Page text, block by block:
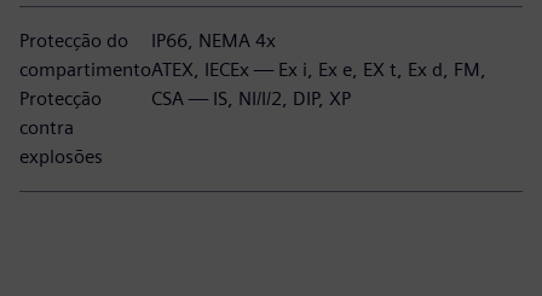
Protecção do
compartimento
Protecção
contra
explosões
IP66, NEMA 4x
ATEX, IECEx — Ex i, Ex e, EX t, Ex d, FM,
CSA — IS, NI/I/2, DIP, XP